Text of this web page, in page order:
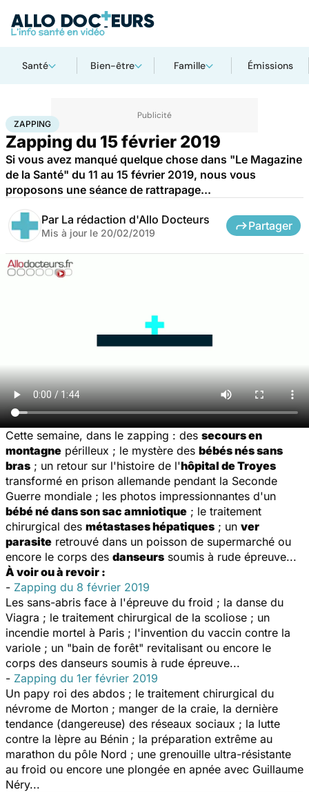
Santé Bien-être Famille Émissions
AccueilSanté
ZAPPING
Zapping du 15 février 2019
Si vous avez manqué quelque chose dans "Le Magazine
de la Santé" du 11 au 15 février 2019, nous vous
proposons une séance de rattrapage...
Par La rédaction d'Allo Docteurs
Mis à jour le 20/02/2019
Partager
Cette semaine, dans le zapping : des secours en
montagne périlleux ; le mystère des bébés nés sans
bras ; un retour sur l'histoire de l'hôpital de Troyes
transformé en prison allemande pendant la Seconde
Guerre mondiale ; les photos impressionnantes d'un
bébé né dans son sac amniotique ; le traitement
chirurgical des métastases hépatiques ; un ver
parasite retrouvé dans un poisson de supermarché ou
encore le corps des danseurs soumis à rude épreuve...
À voir ou à revoir :
- Zapping du 8 février 2019
Les sans-abris face à l'épreuve du froid ; la danse du
Viagra ; le traitement chirurgical de la scoliose ; un
incendie mortel à Paris ; l'invention du vaccin contre la
variole ; un "bain de forêt" revitalisant ou encore le
corps des danseurs soumis à rude épreuve...
- Zapping du 1er février 2019
Un papy roi des abdos ; le traitement chirurgical du
névrome de Morton ; manger de la craie, la dernière
tendance (dangereuse) des réseaux sociaux ; la lutte
contre la lèpre au Bénin ; la préparation extrême au
marathon du pôle Nord ; une grenouille ultra-résistante
au froid ou encore une plongée en apnée avec Guillaume
Néry...